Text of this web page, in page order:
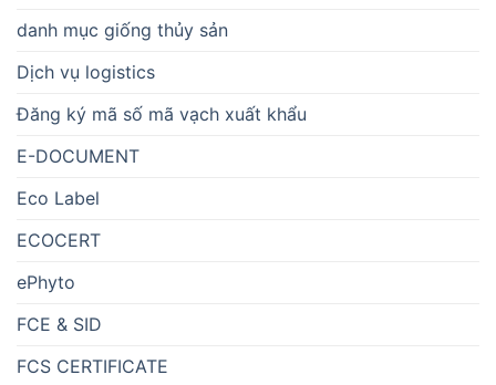
danh mục giống thủy sản
Dịch vụ logistics
Đăng ký mã số mã vạch xuất khẩu
E-DOCUMENT
Eco Label
ECOCERT
ePhyto
FCE & SID
FCS CERTIFICATE